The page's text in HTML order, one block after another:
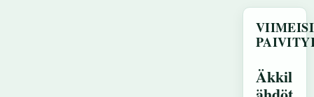
Äkkil